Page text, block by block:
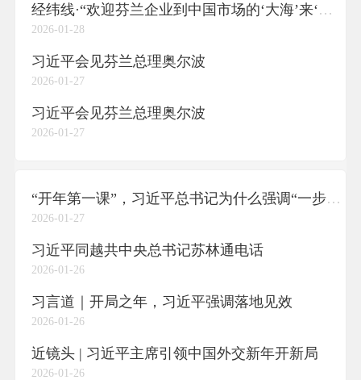
经纬线·“欢迎芬兰企业到中国市场的‘大海’来‘畅游’”，习主席会见芬兰总理时这样说
2026-01-28
习近平会见芬兰总理奥尔波
2026-01-27
习近平会见芬兰总理奥尔波
2026-01-27
“开年第一课”，习近平总书记为什么强调“一步一步坚定走”
2026-01-27
习近平同越共中央总书记苏林通电话
2026-01-26
习言道｜开局之年，习近平强调落地见效
2026-01-26
近镜头 | 习近平主席引领中国外交新年开新局
2026-01-26